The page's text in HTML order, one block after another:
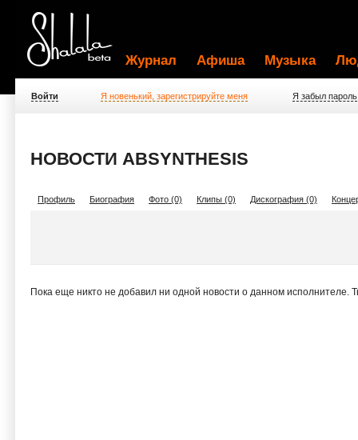
Журнал Афиша Музыка
Войти Я новенький, зарегистрируйте меня Я забыл пароль
НОВОСТИ ABSYNTHESIS
Профиль Биография Фото (0) Клипы (0) Дискография (0)
Пока еще никто не добавил ни одной новости о данном